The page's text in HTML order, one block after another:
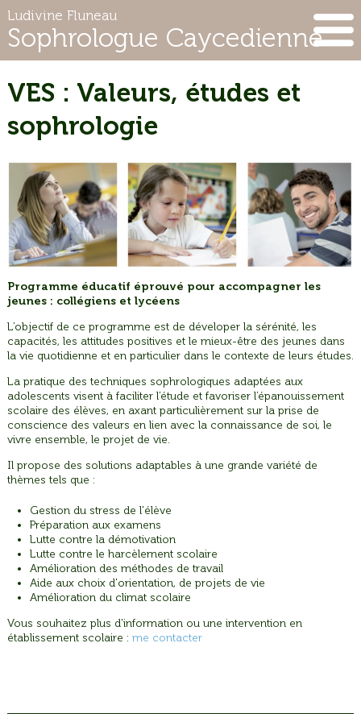
Ludivine Fluneau
Sophrologue Caycedienne
VES : Valeurs, études et
sophrologie
Programme éducatif éprouvé pour accompagner les
jeunes : collégiens et lycéens
L’objectif de ce programme est de déveloper la sérénité, les
capacités, les attitudes positives et le mieux-être des jeunes dans
la vie quotidienne et en particulier dans le contexte de leurs études.
La pratique des techniques sophrologiques adaptées aux
adolescents visent à faciliter l’étude et favoriser l’épanouissement
scolaire des élèves, en axant particulièrement sur la prise de
conscience des valeurs en lien avec la connaissance de soi, le
vivre ensemble, le projet de vie.
Il propose des solutions adaptables à une grande variété de
thèmes tels que :
Gestion du stress de l'élève
Préparation aux examens
Lutte contre la démotivation
Lutte contre le harcèlement scolaire
Amélioration des méthodes de travail
Aide aux choix d'orientation, de projets de vie
Amélioration du climat scolaire
Vous souhaitez plus d'information ou une intervention en
établissement scolaire : me contacter